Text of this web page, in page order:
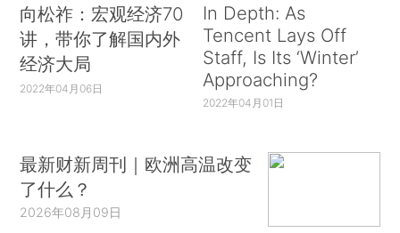
向松祚：宏观经济70
讲，带你了解国内外
经济大局
2022年04月06日
In Depth: As
Tencent Lays Off
Staff, Is Its ‘Winter’
Approaching?
2022年04月01日
最新财新周刊｜欧洲高温改变
了什么？
2026年08月09日